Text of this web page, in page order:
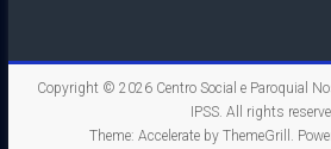
Copyright © 2026 Centro Social e Paroquial
IPSS. All rights
Theme: Accelerateby ThemeGrill.